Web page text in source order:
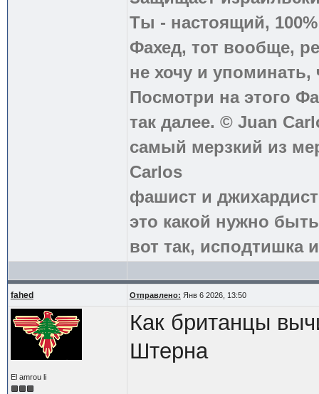
Ты - настоящий,
Фахед, тот вообще,
не хочу и
Посмотри на этого
так далее. © Juan
самый мерзкий из
Carlos
фашист и
это какой нужно
вот так, исподтишка
fahed Отправлено: Янв 6 2026, 13:50
El amrou li
Как британцы
Штерна